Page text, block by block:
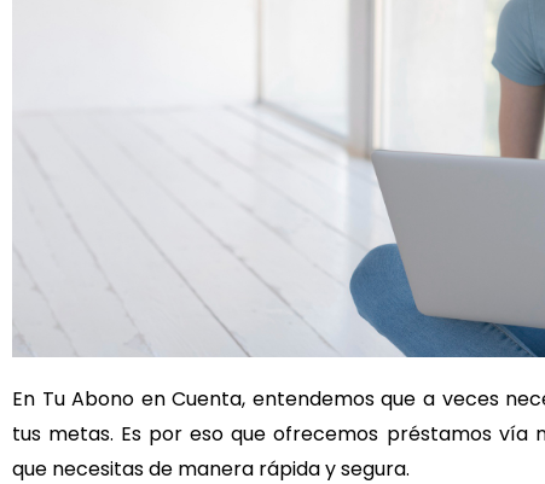
En Tu Abono en Cuenta, entendemos que a veces
tus metas. Es por eso que ofrecemos préstamos vía
que necesitas de manera rápida y segura.